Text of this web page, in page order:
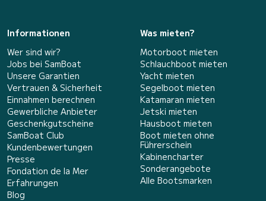
Informationen
Wer sind wir?
Jobs bei SamBoat
Unsere Garantien
Vertrauen & Sicherheit
Einnahmen berechnen
Gewerbliche Anbieter
Geschenkgutscheine
SamBoat Club
Kundenbewertungen
Presse
Fondation de la Mer
Erfahrungen
Blog
Was mieten?
Motorboot mieten
Schlauchboot mieten
Yacht mieten
Segelboot mieten
Katamaran mieten
Jetski mieten
Hausboot mieten
Boot mieten ohne
Führerschein
Kabinencharter
Sonderangebote
Alle Bootsmarken